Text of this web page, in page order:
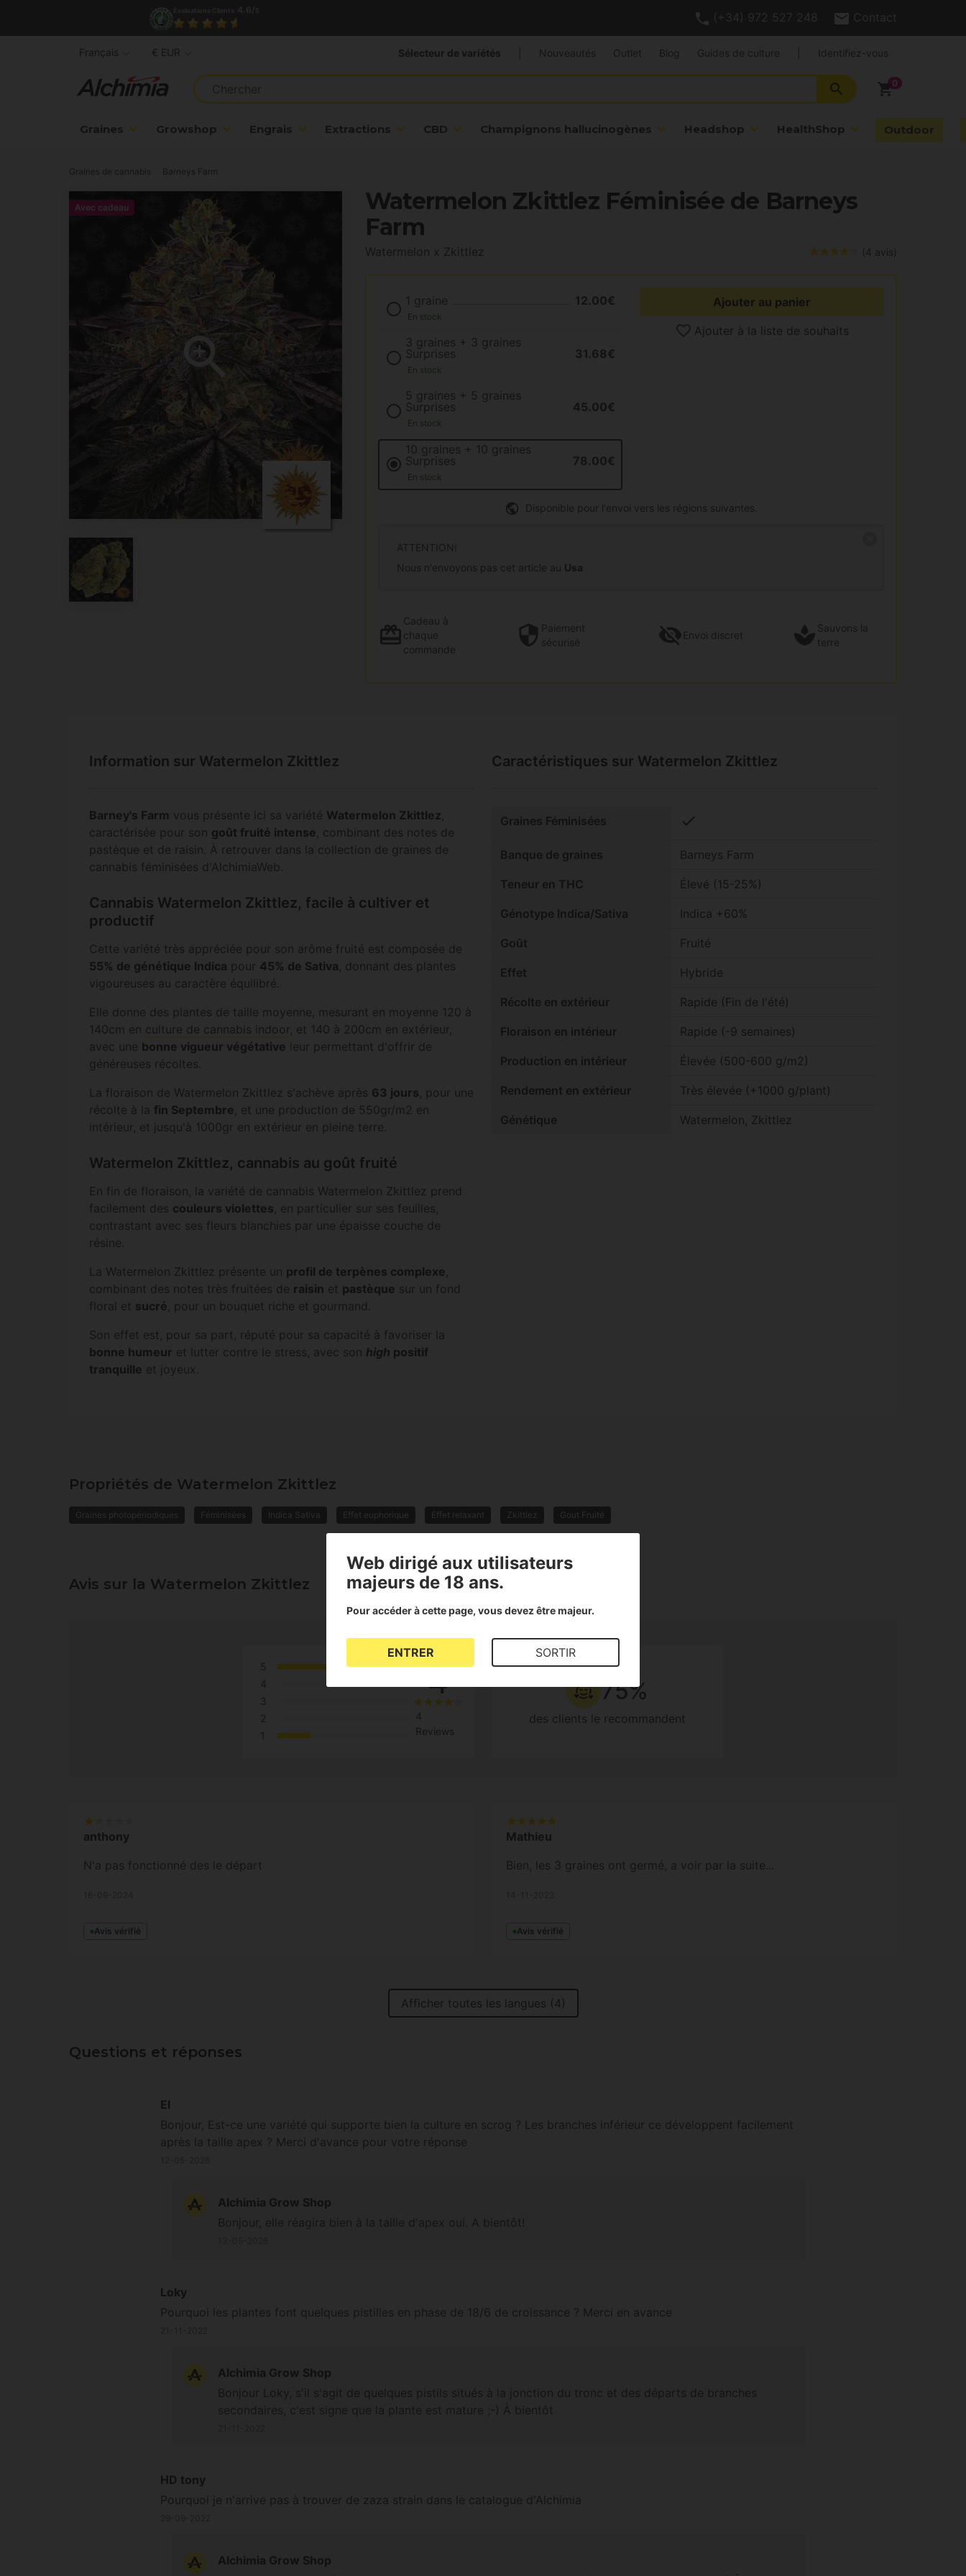
(+34) 972 527 248 Contact
shopping_cart
search
Graines Growshop Engrais Extractions CBD Champignons hallucinogènes Headshop HealthShop Outdoor
Sélecteur de variétés Nouveautés Outlet Blog Guides de culture Identifiez-vous
Français € EUR
Graines de cannabis Barneys Farm
Watermelon Zkittlez Féminisée de Barneys
Farm
Watermelon x Zkittlez (4 avis)
Avec cadeau
1 graine 12.00€
En stock
3 graines + 3 graines
Surprises
31.68€
En stock
5 graines + 5 graines
Surprises
45.00€
En stock
10 graines + 10 graines
Surprises
78.00€
En stock
Ajouter au panier
Ajouter à la liste de souhaits
Disponible pour l'envoi vers les régions suivantes.
ATTENTION!
Nous n'envoyons pas cet article au Usa
Cadeau à
chaque
commande
Paiement
sécurisé
Envoi discret
Sauvons la
terre
Information sur Watermelon Zkittlez
Barney's Farm vous présente ici sa variété Watermelon Zkittlez
caractérisée pour son goût fruité intense , combinant des notes de
pastèque et de raisin. À retrouver dans la collection de graines de
cannabis féminisées d'AlchimiaWeb.
Cannabis Watermelon Zkittlez, facile à cultiver et
productif
Cette variété très appréciée pour son arôme fruité est composée de
55% de génétique Indica pour 45% de Sativa , donnant des plantes
vigoureuses au caractère équilibré.
Elle donne des plantes de taille moyenne, mesurant en moyenne 120 à
140cm en culture de cannabis indoor
, et 140 à 200cm en extérieur,
avec une bonne vigueur végétative leur permettant d'offrir de
généreuses récoltes.
La floraison de Watermelon Zkittlez s'achève après 63 jours , pour une
récolte à la fin Septembre , et une production de 550gr/m2 en
intérieur, et jusqu'à 1000gr en extérieur en pleine terre.
Watermelon Zkittlez, cannabis au goût fruité
En fin de floraison, la variété de cannabis Watermelon Zkittlez prend
facilement des couleurs violettes , en particulier sur ses feuilles,
contrastant avec ses fleurs blanchies par une épaisse couche de
résine.
La Watermelon Zkittlez présente un profil de terpènes complexe
combinant des notes très fruitées de raisin et pastèque sur un fond
floral et sucré , pour un bouquet riche et gourmand.
Son effet est, pour sa part, réputé pour sa capacité à favoriser la
bonne humeur et lutter contre le stress, avec son high positif
tranquille et joyeux.
Caractéristiques sur Watermelon Zkittlez
Graines Féminisées check
Banque de graines Barneys Farm
Teneur en THC Élevé (15-25%)
Génotype Indica/Sativa Indica +60%
Goût Fruité
Effet Hybride
Récolte en extérieur Rapide (Fin de l'été)
Floraison en intérieur Rapide (-9 semaines)
Production en intérieur Élevée (500-600 g/m2)
Rendement en extérieur Très élevée (+1000 g/plant)
Génétique Watermelon, Zkittlez
Propriétés de Watermelon Zkittlez
Graines photopériodiques Féminisées Indica Sativa Effet euphorique Effet relaxant Zkittlez Gout Fruité
Avis sur la Watermelon Zkittlez
5
4
3
2
1
4
4
Reviews
75%
des clients le recommandent
anthony
N'a pas fonctionné des le départ
Avis vérifié
Mathieu
Bien, les 3 graines ont germé, a voir par la suite...
Avis vérifié
Afficher toutes les langues (4)
Questions et réponses
El
Bonjour, Est-ce une variété qui supporte bien la culture en scrog ? Les branches inférieur ce développent facilement
après la taille apex ? Merci d'avance pour votre réponse
Alchimia Grow Shop
Loky
Pourquoi les plantes font quelques pistilles en phase de 18/6 de croissance ? Merci en avance
Alchimia Grow Shop
HD tony
Pourquoi je n'arrive pas à trouver de zaza strain dans le catalogue d'Alchimia
Alchimia Grow Shop
Web dirigé aux utilisateurs
majeurs de 18 ans.
Pour accéder à cette page, vous devez être majeur.
ENTRER SORTIR